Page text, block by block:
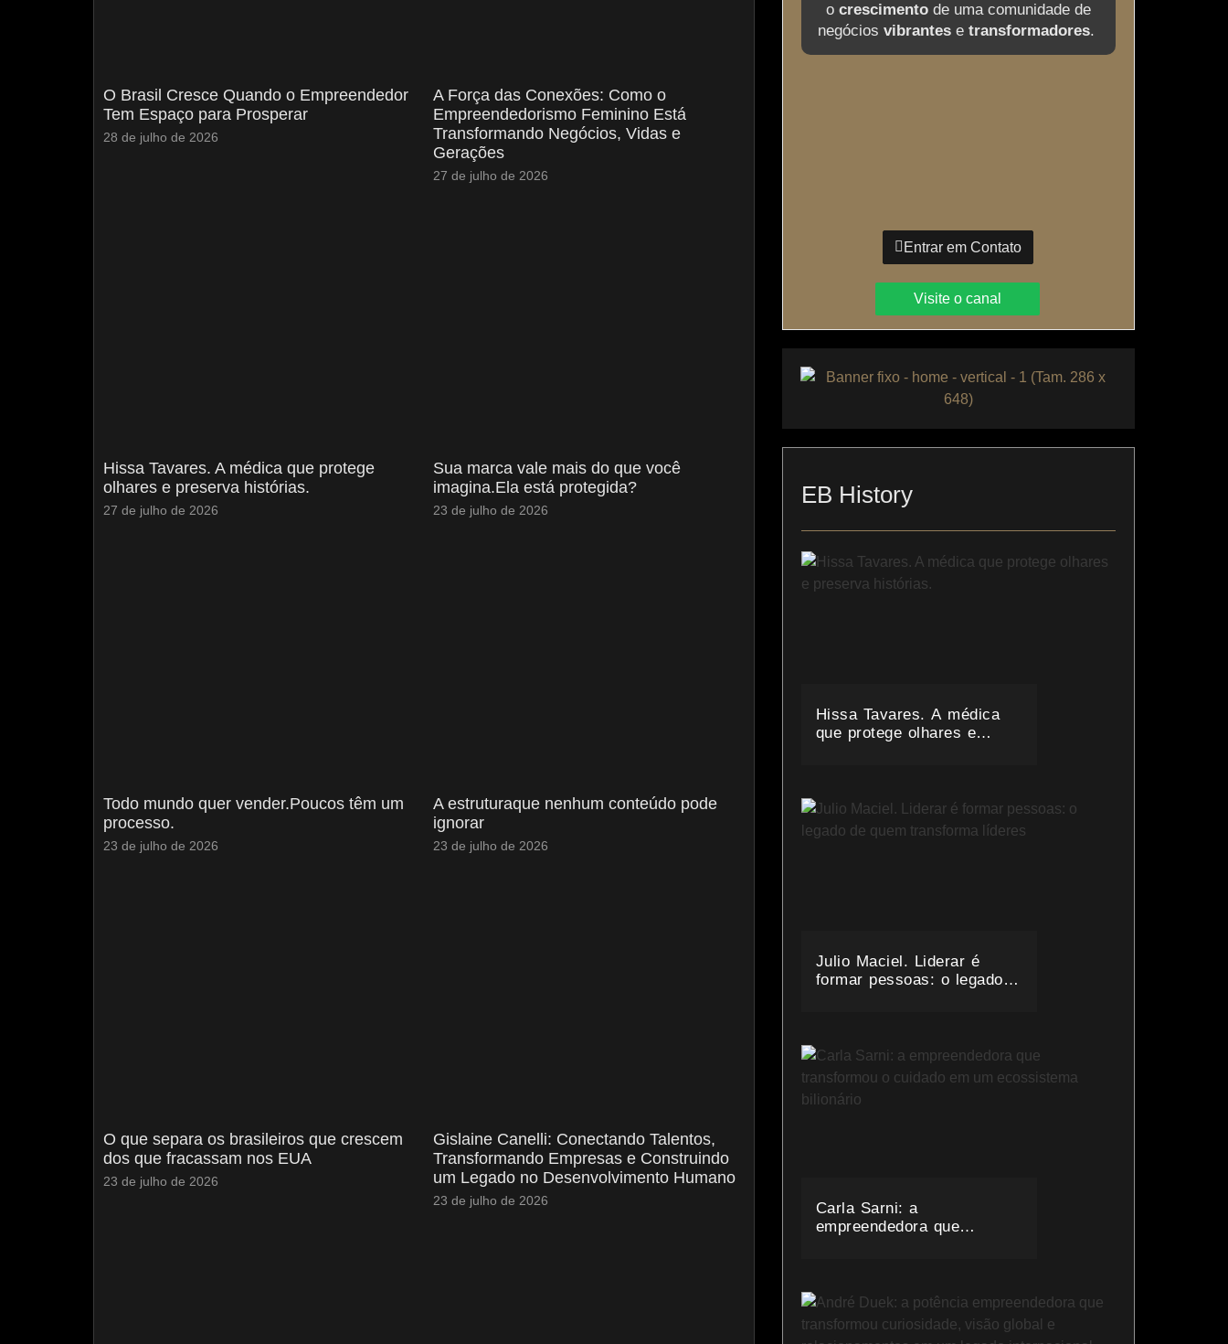
O Brasil Cresce Quando o Empreendedor
Tem Espaço para Prosperar
28 de julho de 2026
A Força das Conexões: Como o
Empreendedorismo Feminino Está
Transformando Negócios, Vidas e
Gerações
27 de julho de 2026
Hissa Tavares. A médica que protege
olhares e preserva histórias.
27 de julho de 2026
Sua marca vale mais do que você
imagina.Ela está protegida?
23 de julho de 2026
Todo mundo quer vender.Poucos têm um
processo.
23 de julho de 2026
A estruturaque nenhum conteúdo pode
ignorar
23 de julho de 2026
O que separa os brasileiros que crescem
dos que fracassam nos EUA
23 de julho de 2026
Gislaine Canelli: Conectando Talentos,
Transformando Empresas e Construindo
um Legado no Desenvolvimento Humano
23 de julho de 2026
o crescimentode uma comunidade de
negócios vibrantese transformadores.
Entrar em Contato
Visite o canal
EB History
Hissa Tavares. A médica
que protege olhares e
Julio Maciel. Liderar é
formar pessoas: o legado
Carla Sarni: a
empreendedora que